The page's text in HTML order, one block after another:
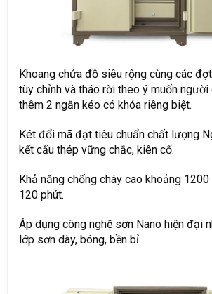
Khoang chứa đồ siêu rộng cùng các
tùy chỉnh và tháo rời theo ý muốn người
thêm 2 ngăn kéo có khóa riêng biệt.
Két đổi mã đạt tiêu chuẩn chất lượng
kết cấu thép vững chắc, kiên cố.
Khả năng chống cháy cao khoảng
120 phút.
Áp dụng công nghệ sơn Nano hiện đại
lớp sơn dày, bóng, bền bỉ.